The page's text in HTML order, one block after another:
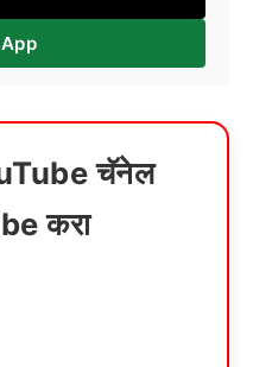
चॅनेल
करा